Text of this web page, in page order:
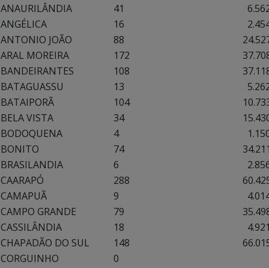
ANAURILÂNDIA
41
ANGÉLICA
16
ANTONIO JOÃO
88
ARAL MOREIRA
172
BANDEIRANTES
108
BATAGUASSU
13
BATAIPORÃ
104
BELA VISTA
34
BODOQUENA
4
BONITO
74
BRASILANDIA
6
CAARAPÓ
288
CAMAPUÃ
9
CAMPO GRANDE
79
CASSILÂNDIA
18
CHAPADÃO DO SUL
148
CORGUINHO
0